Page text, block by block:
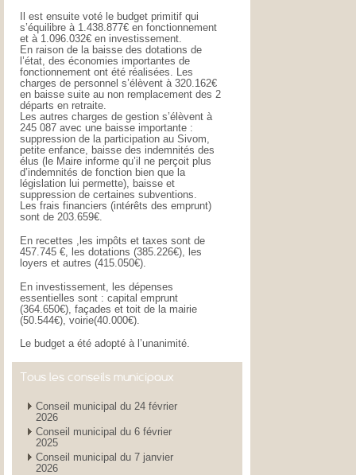
Il est ensuite voté le budget primitif qui
s’équilibre à 1.438.877€ en fonctionnement
et à 1.096.032€ en investissement.
En raison de la baisse des dotations de
l’état, des économies importantes de
fonctionnement ont été réalisées. Les
charges de personnel s’élèvent à 320.162€
en baisse suite au non remplacement des 2
départs en retraite.
Les autres charges de gestion s’élèvent à
245 087 avec une baisse importante :
suppression de la participation au Sivom,
petite enfance, baisse des indemnités des
élus (le Maire informe qu’il ne perçoit plus
d’indemnités de fonction bien que la
législation lui permette), baisse et
suppression de certaines subventions.
Les frais financiers (intérêts des emprunt)
sont de 203.659€.
En recettes ,les impôts et taxes sont de
457.745 €, les dotations (385.226€), les
loyers et autres (415.050€).
En investissement, les dépenses
essentielles sont : capital emprunt
(364.650€), façades et toit de la mairie
(50.544€), voirie(40.000€).
Le budget a été adopté à l’unanimité.
Tous les conseils municipaux
Conseil municipal du 24 février
2026
Conseil municipal du 6 février
2025
Conseil municipal du 7 janvier
2026